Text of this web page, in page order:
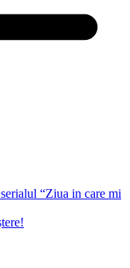
“Ziua in care mi